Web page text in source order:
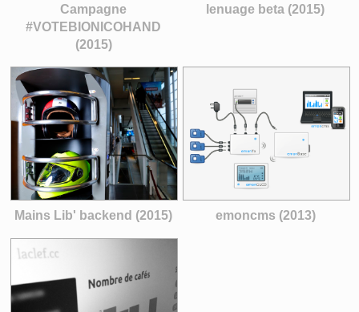
Campagne
#VOTEBIONICOHAND
(2015)
lenuage beta (2015)
Mains Lib' backend (2015) emoncms (2013)